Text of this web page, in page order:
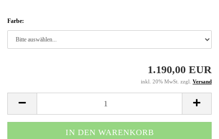
Farbe:
1.190,00 EUR
inkl. 20% MwSt. zzgl. Versand